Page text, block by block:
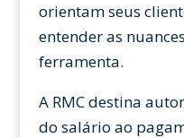
orientam seus
entender as
ferramenta.
A RMC destina
do salário ao